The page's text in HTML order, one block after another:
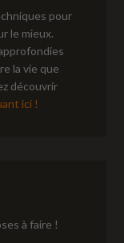
pour
le mieux.
la vie que
découvrir
ici !
à faire !